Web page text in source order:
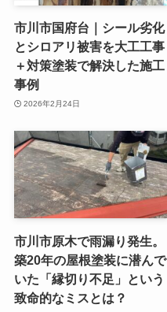
市川市国府台｜シール劣化
とシロアリ被害を大工工事
＋対策塗装で解決した施工
事例
2026年2月24日
市川市原木で雨漏り発生。
築20年の屋根塗装に潜んで
いた「縁切り不足」という
致命的なミスとは？